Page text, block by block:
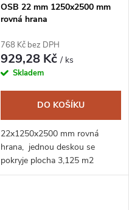
OSB 22 mm 1250x2500 mm
rovná hrana
768 Kč bez DPH
929,28 Kč/ ks
Skladem
DO KOŠÍKU
22x1250x2500 mm rovná
hrana, jednou deskou se
pokryje plocha 3,125 m2